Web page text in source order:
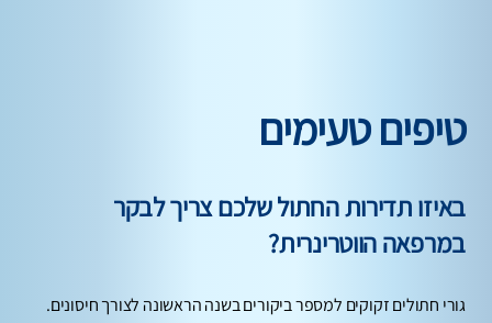
טיפים טעימים
באיזו תדירות החתול שלכם צריך לבקר
במרפאה הווטרינרית?
גורי חתולים זקוקים למספר ביקורים בשנה הראשונה לצורך חיסונים.